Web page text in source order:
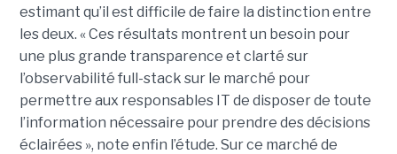
estimant qu’il est difficile de faire la distinction entre
les deux. « Ces résultats montrent un besoin pour
une plus grande transparence et clarté sur
l’observabilité full-stack sur le marché pour
permettre aux responsables IT de disposer de toute
l’information nécessaire pour prendre des décisions
éclairées », note enfin l’étude. Sur ce marché de